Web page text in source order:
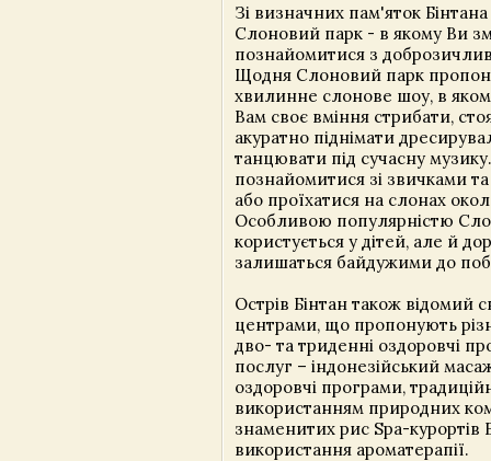
Зі визначних пам'яток
Слоновий парк - в якому Ви
познайомитися з
Щодня Слоновий парк
хвилинне слонове шоу, в
Вам своє вміння стрибати,
акуратно піднімати
танцювати під сучасну
познайомитися зі звичками
або проїхатися на слонах
Особливою популярністю
користується у дітей, але й
залишаться байдужими до
Острів Бінтан також відомий
центрами, що пропонують
дво- та триденні оздоровчі
послуг – індонезійський
оздоровчі програми,
використанням природних
знаменитих рис Spa-курортів
використання ароматерапії.